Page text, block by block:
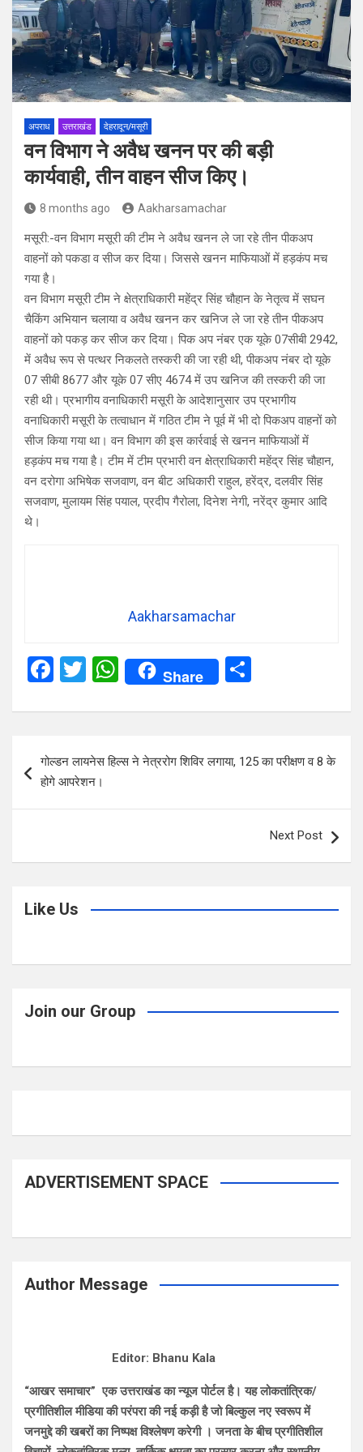
अपराध उत्तराखंड देहरादून/मसूरी
वन विभाग ने अवैध खनन पर की बड़ी
कार्यवाही, तीन वाहन सीज किए।
8 months ago Aakharsamachar
मसूरी:-वन विभाग मसूरी की टीम ने अवैध खनन ले जा रहे तीन पीकअप
वाहनों को पकडा व सीज कर दिया। जिससे खनन माफियाओं में हड़कंप मच
गया है।
वन विभाग मसूरी टीम ने क्षेत्राधिकारी महेंद्र सिंह चौहान के नेतृत्व में सघन
चैकिंग अभियान चलाया व अवैध खनन कर खनिज ले जा रहे तीन पीकअप
वाहनों को पकड़ कर सीज कर दिया। पिक अप नंबर एक यूके 07सीबी 2942,
में अवैध रूप से पत्थर निकलते तस्करी की जा रही थी, पीकअप नंबर दो यूके
07 सीबी 8677 और यूके 07 सीए 4674 में उप खनिज की तस्करी की जा
रही थी। प्रभागीय वनाधिकारी मसूरी के आदेशानुसार उप प्रभागीय
वनाधिकारी मसूरी के तत्वाधान में गठित टीम ने पूर्व में भी दो पिकअप वाहनों को
सीज किया गया था। वन विभाग की इस कार्रवाई से खनन माफियाओं में
हड़कंप मच गया है। टीम में टीम प्रभारी वन क्षेत्राधिकारी महेंद्र सिंह चौहान,
वन दरोगा अभिषेक सजवाण, वन बीट अधिकारी राहुल, हरेंद्र, दलवीर सिंह
सजवाण, मुलायम सिंह पयाल, प्रदीप गैरोला, दिनेश नेगी, नरेंद्र कुमार आदि
थे।
Aakharsamachar
F
ce
o
T
tt
er
W
h
at
A
Share
ar
navigation
गोल्डन लायनेस हिल्स ने नेत्ररोग शिविर लगाया, 125 का परीक्षण व 8 के
होगे आपरेशन।
Next Post
Like Us
Join our Group
ADVERTISEMENT SPACE
Author Message
Editor: Bhanu Kala
“आखर समाचार” एक उत्तराखंड का न्यूज पोर्टल है। यह लोकतांत्रिक/
प्रगीतिशील मीडिया की परंपरा की नई कड़ी है जो बिल्कुल नए स्वरूप में
जनमुद्दे की खबरों का निष्पक्ष विश्लेषण करेगी । जनता के बीच प्रगीतिशील